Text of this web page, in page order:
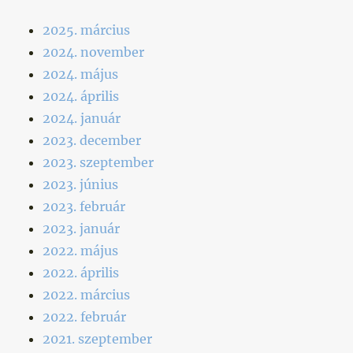
2025. március
2024. november
2024. május
2024. április
2024. január
2023. december
2023. szeptember
2023. június
2023. február
2023. január
2022. május
2022. április
2022. március
2022. február
2021. szeptember